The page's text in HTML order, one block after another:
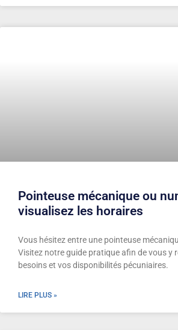
Pointeuse mécanique ou
visualisez les horaires
Vous hésitez entre une pointeuse
Visitez notre guide pratique afin de vous y
besoins et vos disponibilités pécuniaires.
LIRE PLUS »